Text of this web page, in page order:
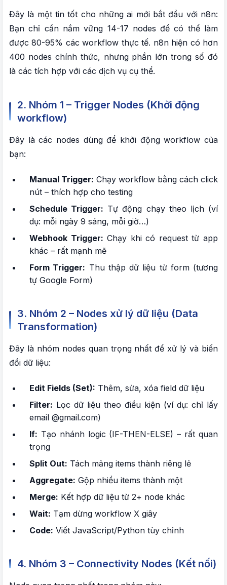
Đây là một tin tốt cho những ai mới bắt đầu với n8n:
Bạn chỉ cần nắm vững 14-17 nodes để có thể làm
được 80-95% các workflow thực tế. n8n hiện có hơn
400 nodes chính thức, nhưng phần lớn trong số đó
là các tích hợp với các dịch vụ cụ thể.
2. Nhóm 1 – Trigger Nodes (Khởi động
workflow)
Đây là các nodes dùng để khởi động workflow của
bạn:
Manual Trigger: Chạy workflow bằng cách click
nút – thích hợp cho testing
Schedule Trigger: Tự động chạy theo lịch (ví
dụ: mỗi ngày 9 sáng, mỗi giờ…)
Webhook Trigger: Chạy khi có request từ app
khác – rất mạnh mẽ
Form Trigger: Thu thập dữ liệu từ form (tương
tự Google Form)
3. Nhóm 2 – Nodes xử lý dữ liệu (Data
Transformation)
Đây là nhóm nodes quan trọng nhất để xử lý và biến
đổi dữ liệu:
Edit Fields (Set): Thêm, sửa, xóa field dữ liệu
Filter: Lọc dữ liệu theo điều kiện (ví dụ: chỉ lấy
email @gmail.com)
If: Tạo nhánh logic (IF-THEN-ELSE) – rất quan
trọng
Split Out: Tách mảng items thành riêng lẻ
Aggregate: Gộp nhiều items thành một
Merge: Kết hợp dữ liệu từ 2+ node khác
Wait: Tạm dừng workflow X giây
Code: Viết JavaScript/Python tùy chỉnh
4. Nhóm 3 – Connectivity Nodes (Kết nối)